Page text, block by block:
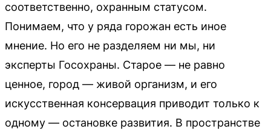
соответственно, охранным статусом.
Понимаем, что у ряда горожан есть иное
мнение. Но его не разделяем ни мы, ни
эксперты Госохраны. Старое — не равно
ценное, город — живой организм, и его
искусственная консервация приводит только к
одному — остановке развития. В пространстве